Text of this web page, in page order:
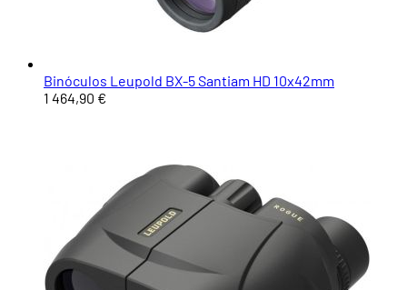
Binóculos Leupold BX-5 Santiam HD 10x42mm
1 464,90 €